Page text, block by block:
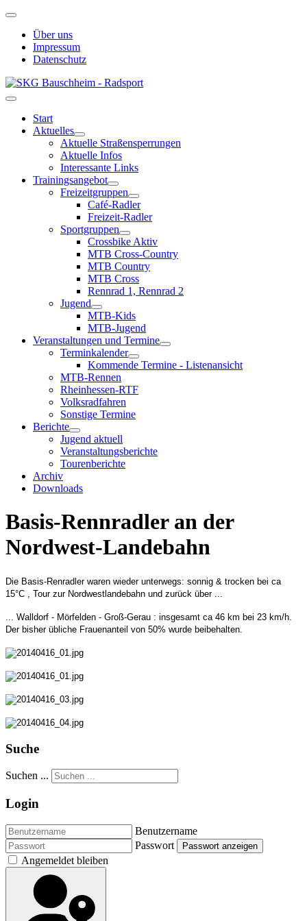
Über uns
Impressum
Datenschutz
Start
Aktuelles
Aktuelle Straßensperrungen
Aktuelle Infos
Interessante Links
Trainingsangebot
Freizeitgruppen
Café-Radler
Freizeit-Radler
Sportgruppen
Crossbike Aktiv
MTB Cross-Country
MTB Country
MTB Cross
Rennrad 1, Rennrad 2
Jugend
MTB-Kids
MTB-Jugend
Veranstaltungen und Termine
Terminkalender
Kommende Termine - Listenansicht
MTB-Rennen
Rheinhessen-RTF
Volksradfahren
Sonstige Termine
Berichte
Jugend aktuell
Veranstaltungsberichte
Tourenberichte
Archiv
Downloads
Basis-Rennradler an der
Nordwest-Landebahn
Die Basis-Renradler waren wieder unterwegs: sonnig & trocken bei ca
15°C , Tour zur Nordwestlandebahn und zurück über ...
... Walldorf - Mörfelden - Groß-Gerau : insgesamt ca 46 km bei 23 km/h.
Der bisher übliche Frauenanteil von 50% wurde beibehalten.
Suche
Suchen ...
Login
Benutzername
Passwort
Passwort anzeigen
Angemeldet bleiben